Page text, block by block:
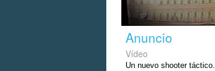
Anuncio
Vídeo
Un nuevo shooter táctico.